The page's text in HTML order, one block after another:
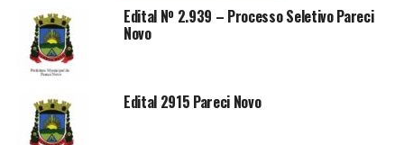
(51) 36339222.
TÓPICOS RELACIONADOS:
Edital Nº 2.939 – Processo Seletivo Pareci
Novo
Edital 2915 Pareci Novo